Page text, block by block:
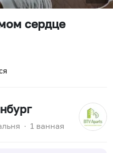
сердце
∙ 1 ванная